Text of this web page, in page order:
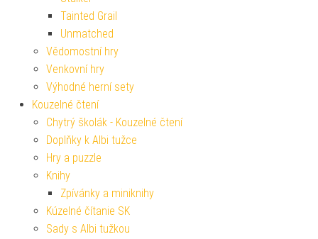
Tainted Grail
Unmatched
Vědomostní hry
Venkovní hry
Výhodné herní sety
Kouzelné čtení
Chytrý školák - Kouzelné čtení
Doplňky k Albi tužce
Hry a puzzle
Knihy
Zpívánky a miniknihy
Kúzelné čítanie SK
Sady s Albi tužkou